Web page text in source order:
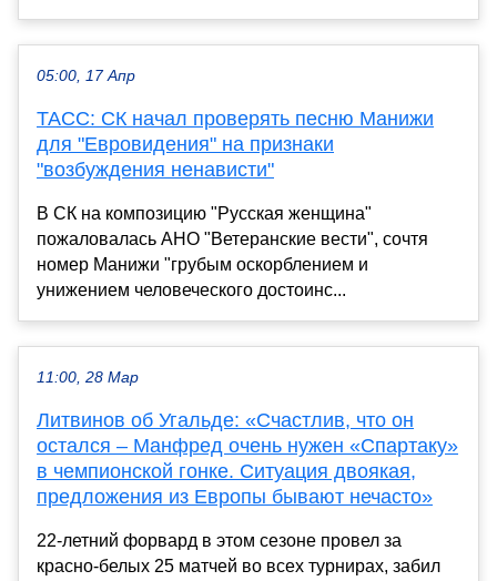
05:00, 17 Апр
ТАСС: СК начал проверять песню Манижи
для "Евровидения" на признаки
"возбуждения ненависти"
В СК на композицию "Русская женщина"
пожаловалась АНО "Ветеранские вести", сочтя
номер Манижи "грубым оскорблением и
унижением человеческого достоинс...
11:00, 28 Мар
Литвинов об Угальде: «Счастлив, что он
остался – Манфред очень нужен «Спартаку»
в чемпионской гонке. Ситуация двоякая,
предложения из Европы бывают нечасто»
22-летний форвард в этом сезоне провел за
красно-белых 25 матчей во всех турнирах, забил